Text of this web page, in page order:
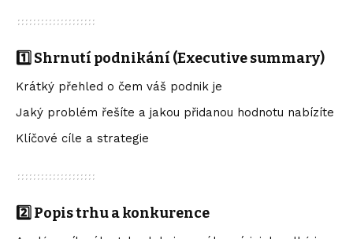
1️⃣ Shrnutí podnikání (Executive summary)
Krátký přehled o čem váš podnik je
Jaký problém řešíte a jakou přidanou hodnotu nabízíte
Klíčové cíle a strategie
2️⃣ Popis trhu a konkurence